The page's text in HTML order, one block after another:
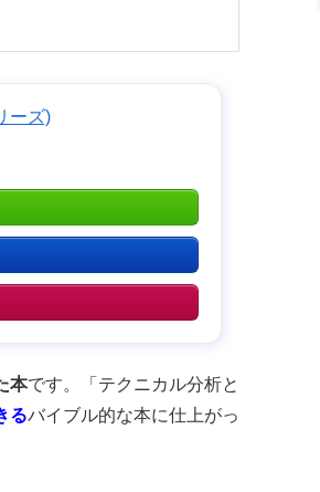
ーズ)
本です。「テクニカル分析と
るバイブル的な本に仕上がっ